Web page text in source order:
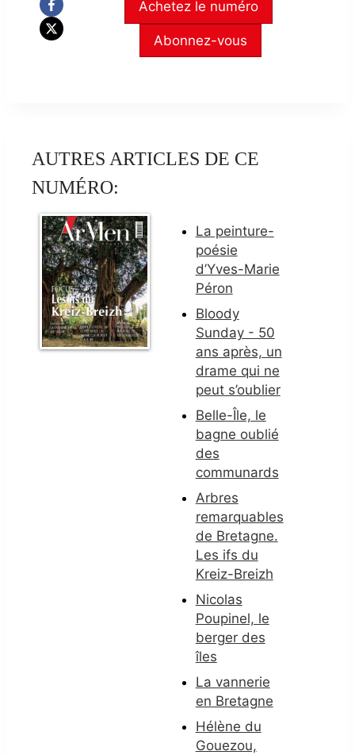
Achetez le numéro
Abonnez-vous
AUTRES ARTICLES DE CE
NUMÉRO:
La peinture-
poésie
d’Yves-Marie
Péron
Bloody
Sunday - 50
ans après, un
drame qui ne
peut s’oublier
Belle-Île, le
bagne oublié
des
communards
Arbres
remarquables
de Bretagne.
Les ifs du
Kreiz-Breizh
Nicolas
Poupinel, le
berger des
îles
La vannerie
en Bretagne
Hélène du
Gouezou,